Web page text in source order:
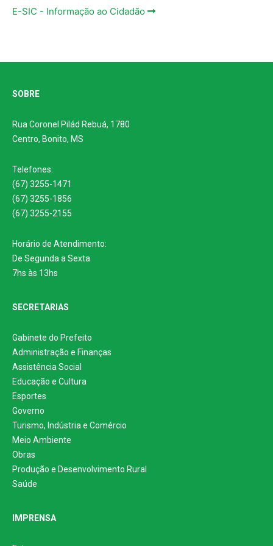
E-SIC - Informação ao Cidadão
SOBRE
Rua Coronel Pilád Rebuá, 1780
Centro, Bonito, MS
Telefones:
(67) 3255-1471
(67) 3255-1856
(67) 3255-2155
Horário de Atendimento:
De Segunda a Sexta
7hs às 13hs
SECRETARIAS
Gabinete do Prefeito
Administração e Finanças
Assistência Social
Educação e Cultura
Esportes
Governo
Turismo, Indústria e Comércio
Meio Ambiente
Obras
Produção e Desenvolvimento Rural
Saúde
IMPRENSA